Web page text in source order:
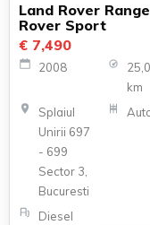
Land Rover Range
Rover Sport
€ 7,490
2008
km
Splaiul
Unirii 697
- 699
Sector 3,
Bucuresti
Diesel